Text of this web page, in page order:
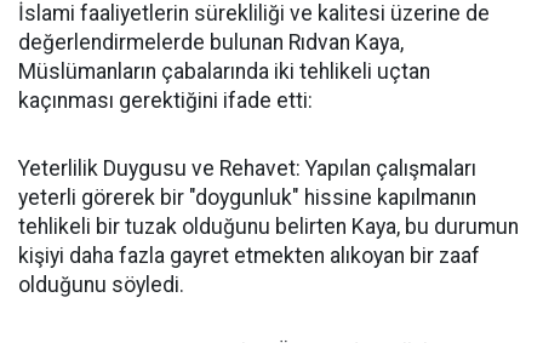
İslami faaliyetlerin sürekliliği ve kalitesi üzerine de
değerlendirmelerde bulunan Rıdvan Kaya,
Müslümanların çabalarında iki tehlikeli uçtan
kaçınması gerektiğini ifade etti:
Yeterlilik Duygusu ve Rehavet: Yapılan çalışmaları
yeterli görerek bir "doygunluk" hissine kapılmanın
tehlikeli bir tuzak olduğunu belirten Kaya, bu durumun
kişiyi daha fazla gayret etmekten alıkoyan bir zaaf
olduğunu söyledi.